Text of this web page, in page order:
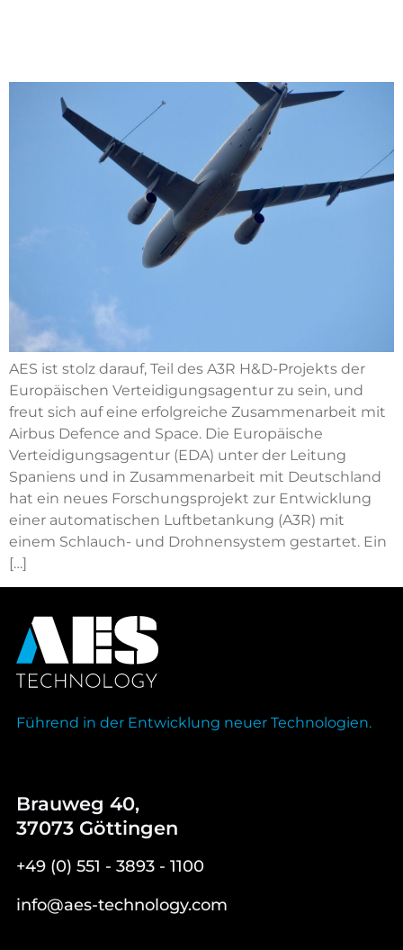
AES ist stolz darauf, Teil des A3R H&D-Projekts der
Europäischen Verteidigungsagentur zu sein, und
freut sich auf eine erfolgreiche Zusammenarbeit mit
Airbus Defence and Space. Die Europäische
Verteidigungsagentur (EDA) unter der Leitung
Spaniens und in Zusammenarbeit mit Deutschland
hat ein neues Forschungsprojekt zur Entwicklung
einer automatischen Luftbetankung (A3R) mit
einem Schlauch- und Drohnensystem gestartet. Ein
[…]
Führend in der Entwicklung neuer Technologien.
Brauweg 40,
37073 Göttingen
+49 (0) 551 - 3893 - 1100
info@aes-technology.com